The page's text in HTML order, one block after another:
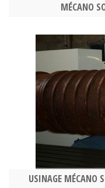
MÉCANO
USINAGE MÉCANO